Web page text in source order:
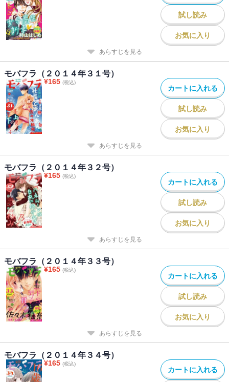
試し読み
お気に入り
あらすじを見る
モバフラ（２０１４年３１号）
¥165 (税込)
カートに入れる
試し読み
お気に入り
あらすじを見る
モバフラ（２０１４年３２号）
¥165 (税込)
カートに入れる
試し読み
お気に入り
あらすじを見る
モバフラ（２０１４年３３号）
¥165 (税込)
カートに入れる
試し読み
お気に入り
あらすじを見る
モバフラ（２０１４年３４号）
¥165 (税込)
カートに入れる